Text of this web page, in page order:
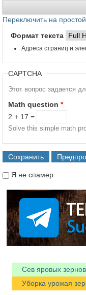
Переключить на
Формат текста
Адреса страниц и
CAPTCHA
Этот вопрос задается
Math question *
2 + 17 =
Solve this simple math
Я не спамер
Сев яровых
Уборка урожая